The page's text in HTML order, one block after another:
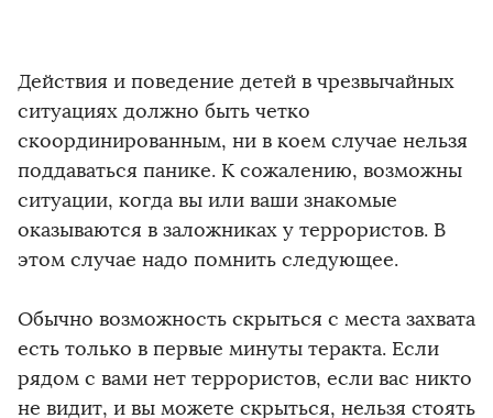
Действия и поведение детей в чрезвычайных
ситуациях должно быть четко
скоординированным, ни в коем случае нельзя
поддаваться панике. К сожалению, возможны
ситуации, когда вы или ваши знакомые
оказываются в заложниках у террористов. В
этом случае надо помнить следующее.
Обычно возможность скрыться с места захвата
есть только в первые минуты теракта. Если
рядом с вами нет террористов, если вас никто
не видит, и вы можете скрыться, нельзя стоять